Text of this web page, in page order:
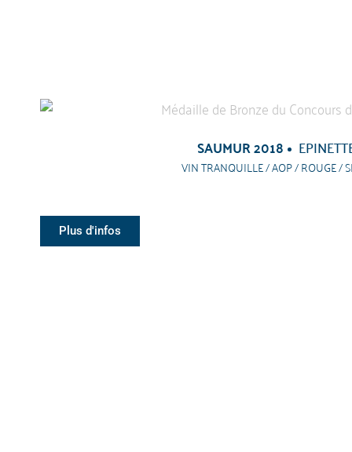
SAUMUR 2018
VIN TRANQUILLE / AOP / ROUGE /
Plus d'infos